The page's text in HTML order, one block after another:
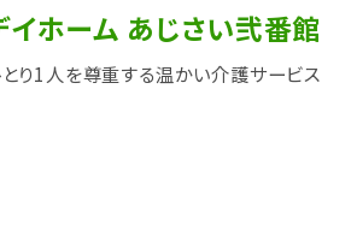
イホーム あじさい弐番館
り1人を尊重する温かい介護サービス